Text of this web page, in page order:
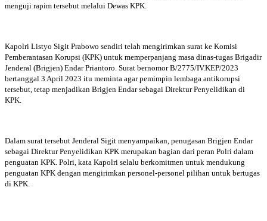
menguji rapim tersebut melalui Dewas KPK.
Kapolri Listyo Sigit Prabowo sendiri telah mengirimkan surat ke Komisi
Pemberantasan Korupsi (KPK) untuk memperpanjang masa dinas-tugas Brigadir
Jenderal (Brigjen) Endar Priantoro. Surat bernomor B/2775/IV.KEP/2023
bertanggal 3 April 2023 itu meminta agar pemimpin lembaga antikorupsi
tersebut, tetap menjadikan Brigjen Endar sebagai Direktur Penyelidikan di
KPK.
Dalam surat tersebut Jenderal Sigit menyampaikan, penugasan Brigjen Endar
sebagai Direktur Penyelidikan KPK merupakan bagian dari peran Polri dalam
penguatan KPK. Polri, kata Kapolri selalu berkomitmen untuk mendukung
penguatan KPK dengan mengirimkan personel-personel pilihan untuk bertugas
di KPK.